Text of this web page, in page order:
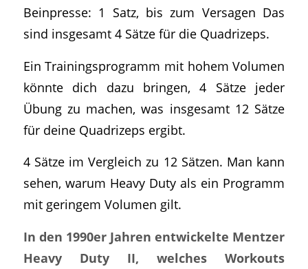
Beinpresse: 1 Satz, bis zum Versagen Das
sind insgesamt 4 Sätze für die Quadrizeps.
Ein Trainingsprogramm mit hohem Volumen
könnte dich dazu bringen, 4 Sätze jeder
Übung zu machen, was insgesamt 12 Sätze
für deine Quadrizeps ergibt.
4 Sätze im Vergleich zu 12 Sätzen. Man kann
sehen, warum Heavy Duty als ein Programm
mit geringem Volumen gilt.
In den 1990er Jahren entwickelte Mentzer
Heavy Duty II, welches Workouts